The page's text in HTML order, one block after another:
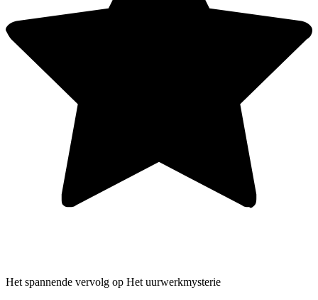
Het spannende vervolg op Het uurwerkmysterie